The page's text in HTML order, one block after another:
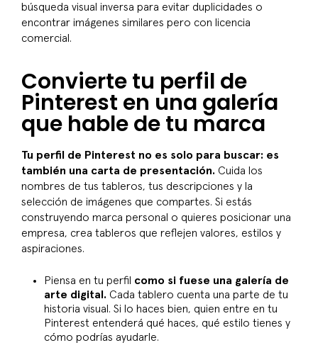
búsqueda visual inversa para evitar duplicidades o
encontrar imágenes similares pero con licencia
comercial.
Convierte tu perfil de
Pinterest en una galería
que hable de tu marca
Tu perfil de Pinterest no es solo para buscar: es
también una carta de presentación. Cuida los
nombres de tus tableros, tus descripciones y la
selección de imágenes que compartes. Si estás
construyendo marca personal o quieres posicionar una
empresa, crea tableros que reflejen valores, estilos y
aspiraciones.
Piensa en tu perfil como si fuese una galería de
arte digital. Cada tablero cuenta una parte de tu
historia visual. Si lo haces bien, quien entre en tu
Pinterest entenderá qué haces, qué estilo tienes y
cómo podrías ayudarle.